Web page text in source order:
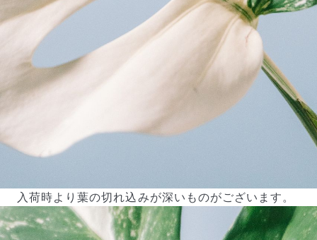
入荷時より葉の切れ込みが深いものがございます。